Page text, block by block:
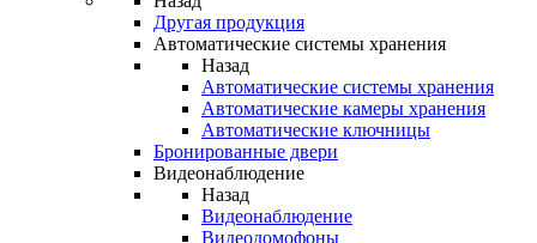
Другая продукция
Автоматические системы хранения
Назад
Автоматические системы хранения
Автоматические камеры хранения
Автоматические ключницы
Бронированные двери
Видеонаблюдение
Назад
Видеонаблюдение
Видеодомофоны